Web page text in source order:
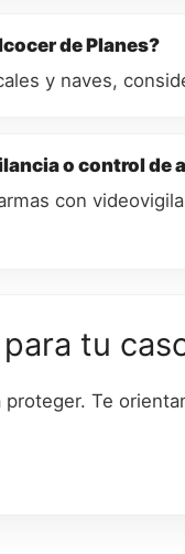
de Planes?
y naves,
o control de
con
tu
Te